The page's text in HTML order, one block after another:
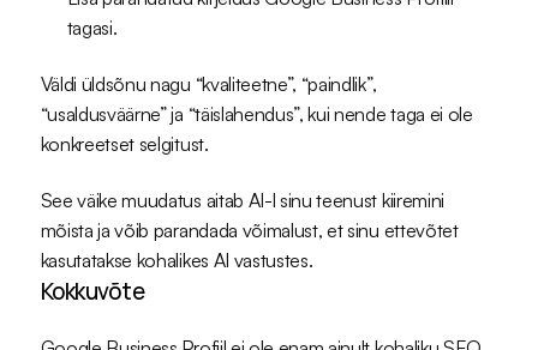
tagasi.
Väldi üldsõnu nagu “kvaliteetne”, “paindlik”,
“usaldusväärne” ja “täislahendus”, kui nende taga ei ole
konkreetset selgitust.
See väike muudatus aitab AI-l sinu teenust kiiremini
mõista ja võib parandada võimalust, et sinu ettevõtet
kasutatakse kohalikes AI vastustes.
Kokkuvõte